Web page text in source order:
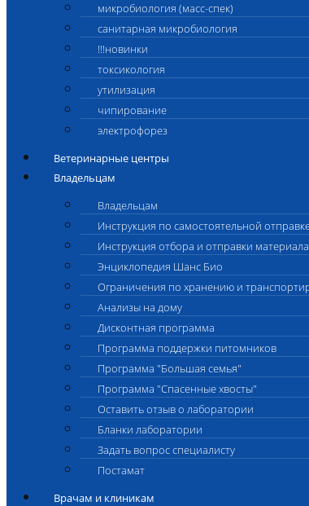
микробиология (масс-спек)
санитарная микробиология
!!!новинки
токсикология
утилизация
чипирование
электрофорез
Ветеринарные центры
Владельцам
Владельцам
Инструкция по самостоятельной
Инструкция отбора и отправки
Энциклопедия Шанс Био
Ограничения по хранению и
Анализы на дому
Дисконтная программа
Программа поддержки питомников
Программа "Большая семья"
Программа "Спасенные хвосты"
Оставить отзыв о лаборатории
Бланки лаборатории
Задать вопрос специалисту
Постамат
Врачам и клиникам